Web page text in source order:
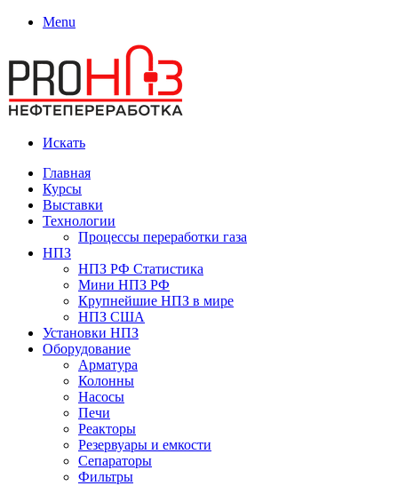
Menu
Искать
Главная
Курсы
Выставки
Технологии
Процессы переработки газа
НПЗ
НПЗ РФ Статистика
Мини НПЗ РФ
Крупнейшие НПЗ в мире
НПЗ США
Установки НПЗ
Оборудование
Арматура
Колонны
Насосы
Печи
Реакторы
Резервуары и емкости
Сепараторы
Фильтры